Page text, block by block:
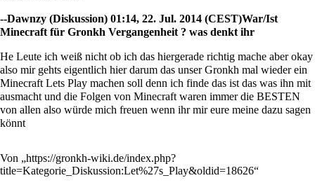
--Dawnzy (Diskussion) 01:14, 22. Jul. 2014 (CEST)War/Ist
Minecraft für Gronkh Vergangenheit ? was denkt ihr
He Leute ich weiß nicht ob ich das hiergerade richtig mache aber okay
also mir gehts eigentlich hier darum das unser Gronkh mal wieder ein
Minecraft Lets Play machen soll denn ich finde das ist das was ihn mit
ausmacht und die Folgen von Minecraft waren immer die BESTEN
von allen also würde mich freuen wenn ihr mir eure meine dazu sagen
könnt
Von „https://gronkh-wiki.de/index.php?
title=Kategorie_Diskussion:Let%27s_Play&oldid=18626“